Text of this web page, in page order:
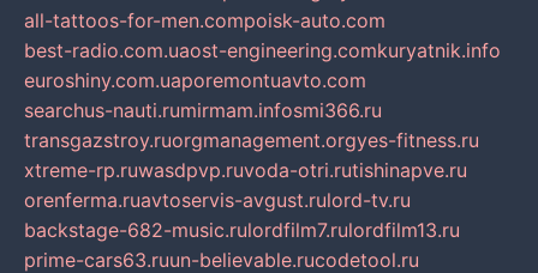
all-tattoos-for-men.compoisk-auto.com
best-radio.com.uaost-engineering.comkuryatnik.info
euroshiny.com.uaporemontuavto.com
searchus-nauti.rumirmam.infosmi366.ru
transgazstroy.ruorgmanagement.orgyes-fitness.ru
xtreme-rp.ruwasdpvp.ruvoda-otri.rutishinapve.ru
orenferma.ruavtoservis-avgust.rulord-tv.ru
backstage-682-music.rulordfilm7.rulordfilm13.ru
prime-cars63.ruun-believable.rucodetool.ru